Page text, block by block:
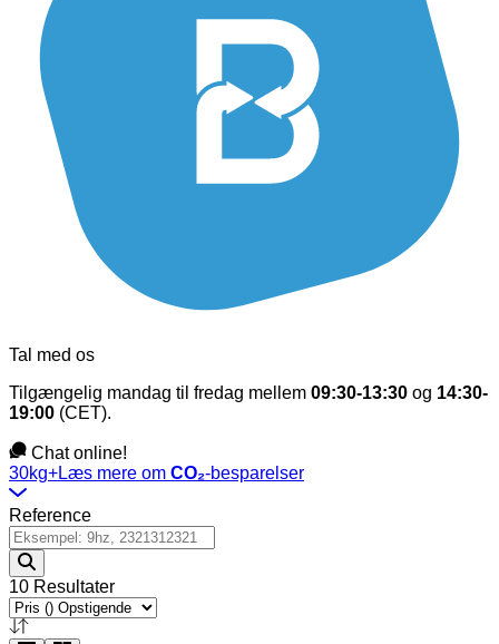
Tal med os
Tilgængelig mandag til fredag mellem 09:30-13:30 og 14:30-
19:00 (CET).
Chat online!
30kg+Læs mere om CO₂-besparelser
Reference
10 Resultater